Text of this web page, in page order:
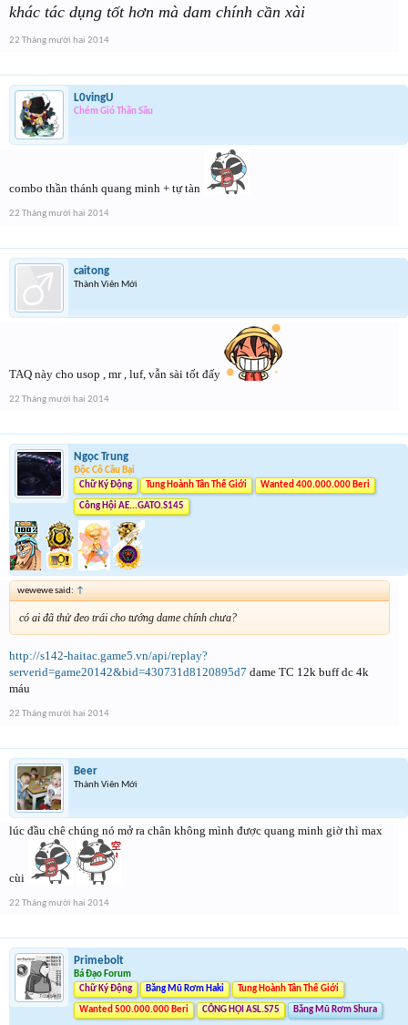
khác tác dụng tốt hơn mà dam chính cần xài
22 Tháng mười hai 2014
L0vingU
Chém Gió Thần Sầu
combo thần thánh quang minh + tự tàn
22 Tháng mười hai 2014
caitong
Thành Viên Mới
TAQ này cho usop , mr , luf, vẫn sài tốt đấy
22 Tháng mười hai 2014
Ngọc Trung
Độc Cô Cầu Bại
Chữ Ký Động
Tung Hoành Tân Thế Giới Wanted 400.000.000 Beri
Công Hội AE...GATO.S145
wewewe said: ↑
có ai đã thử đeo trái cho tướng dame chính chưa?
http://s142-haitac.game5.vn/api/replay?
serverid=game20142&bid=430731d8120895d7 dame TC 12k buff dc 4k
máu
22 Tháng mười hai 2014
Beer
Thành Viên Mới
lúc đầu chê chúng nó mở ra chân không mình được quang minh giờ thì max
cùi
22 Tháng mười hai 2014
Primebolt
Bá Đạo Forum
Chữ Ký Động
Băng Mũ Rơm Haki Tung Hoành Tân Thế Giới
Wanted 500.000.000 Beri CÔNG HỘI ASL.S75 Băng Mũ Rơm Shura